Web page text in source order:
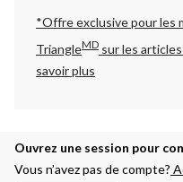
*Offre exclusive pour les
TriangleMD sur les
savoir plus
Ouvrez une session pour
Vous n’avez pas de compte?